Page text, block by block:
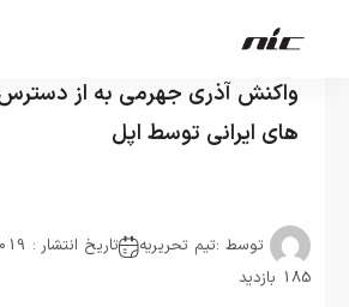
واکنش آذری جهرمی به از
های ایرانی توسط اپل
توسط :تیم تحریریه تاریخ انتشار : 2019-03-03
185 بازدید